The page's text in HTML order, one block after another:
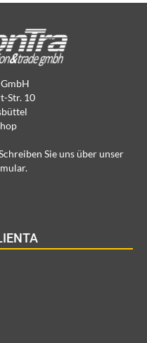
Str. 10
Sie uns über unser